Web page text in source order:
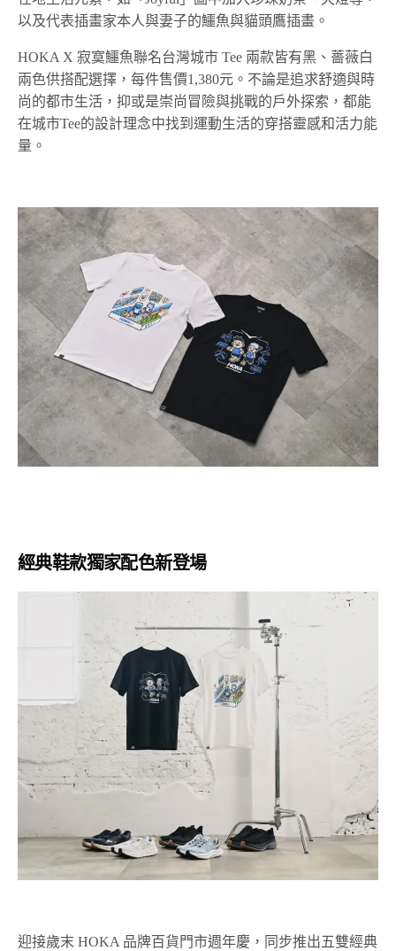
以及代表插畫家本人與妻子的鱷魚與貓頭鷹插畫。
HOKA X 寂寞鱷魚聯名台灣城市 Tee 兩款皆有黑、薔薇白
兩色供搭配選擇，每件售價1,380元。不論是追求舒適與時
尚的都市生活，抑或是崇尚冒險與挑戰的戶外探索，都能
在城市Tee的設計理念中找到運動生活的穿搭靈感和活力能
量。
經典鞋款獨家配色新登場
迎接歲末 HOKA 品牌百貨門市週年慶，同步推出五雙經典